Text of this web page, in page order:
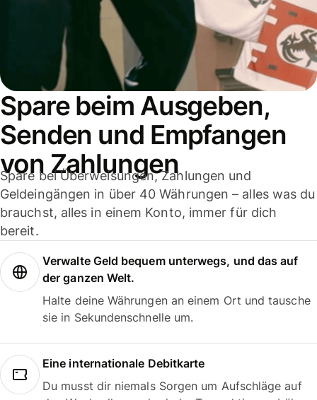
Spare beim Ausgeben,
Senden und Empfangen
von Zahlungen
Spare bei Überweisungen, Zahlungen und
Geldeingängen in über 40 Währungen – alles was du
brauchst, alles in einem Konto, immer für dich
bereit.
Verwalte Geld bequem unterwegs, und das auf
der ganzen Welt.
Halte deine Währungen an einem Ort und tausche
sie in Sekundenschnelle um.
Eine internationale Debitkarte
Du musst dir niemals Sorgen um Aufschläge auf